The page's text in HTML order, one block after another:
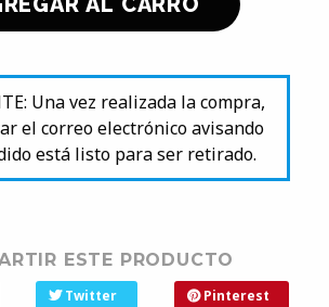
Una vez realizada la compra,
el correo electrónico avisando
está listo para ser retirado.
ESTE PRODUCTO
Twitter Pinterest